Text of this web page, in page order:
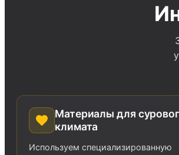
Материалы для
климата
Используем специализированную